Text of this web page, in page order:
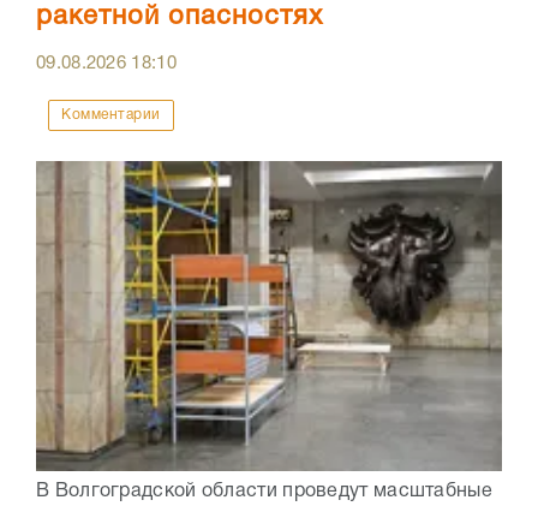
ракетной опасностях
09.08.2026 18:10
Комментарии
В Волгоградской области проведут масштабные